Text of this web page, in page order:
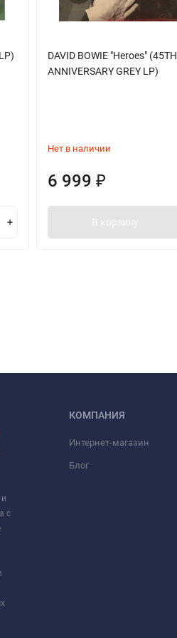
DAVID BOWIE "Heroes" (45TH
ANNIVERSARY GREY LP)
Нет в наличии
6 999 ₽
В корзину
с
КОМПАНИЯ
Интернет-магазин
Блог